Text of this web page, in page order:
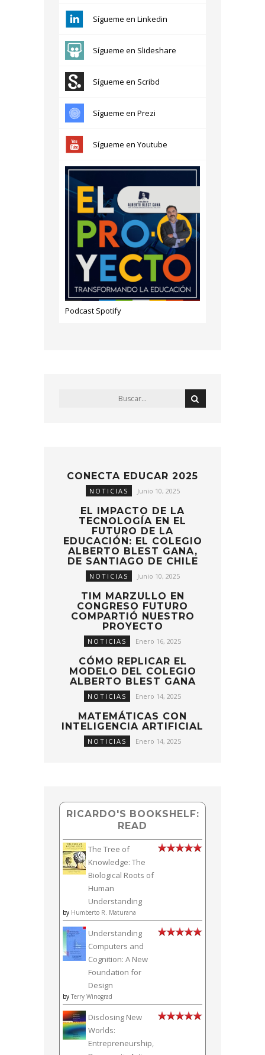
Sígueme en Linkedin
Sígueme en Slideshare
Sígueme en Scribd
Sígueme en Prezi
Sígueme en Youtube
Podcast Spotify
CONECTA EDUCAR 2025
NOTICIAS Junio 10, 2025
EL IMPACTO DE LA
TECNOLOGÍA EN EL
FUTURO DE LA
EDUCACIÓN: EL COLEGIO
ALBERTO BLEST GANA,
DE SANTIAGO DE CHILE
NOTICIAS Junio 10, 2025
TIM MARZULLO EN
CONGRESO FUTURO
COMPARTIÓ NUESTRO
PROYECTO
NOTICIAS Enero 16, 2025
CÓMO REPLICAR EL
MODELO DEL COLEGIO
ALBERTO BLEST GANA
NOTICIAS Enero 14, 2025
MATEMÁTICAS CON
INTELIGENCIA ARTIFICIAL
NOTICIAS Enero 14, 2025
RICARDO'S BOOKSHELF:
READ
The Tree of
Knowledge: The
Biological Roots of
Human
Understanding
by Humberto R. Maturana
Understanding
Computers and
Cognition: A New
Foundation for
Design
by Terry Winograd
Disclosing New
Worlds:
Entrepreneurship,